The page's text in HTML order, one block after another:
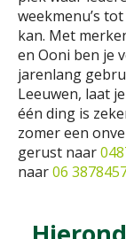
weekmenu’s
kan. Met
en Ooni ben je
jarenlang
Leeuwen, laat
één ding is
zomer een
gerust naar
naar06